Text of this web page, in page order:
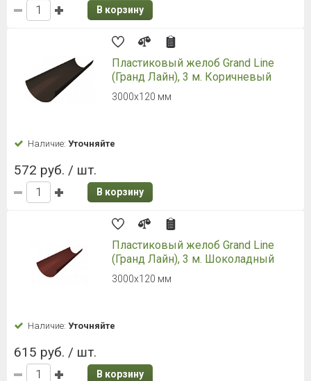
В корзину
Пластиковый желоб Grand Line
(Гранд Лайн), 3 м. Коричневый
3000х120 мм
Наличие: Уточняйте
572 руб. / шт.
В корзину
Пластиковый желоб Grand Line
(Гранд Лайн), 3 м. Шоколадный
3000х120 мм
Наличие: Уточняйте
615 руб. / шт.
В корзину